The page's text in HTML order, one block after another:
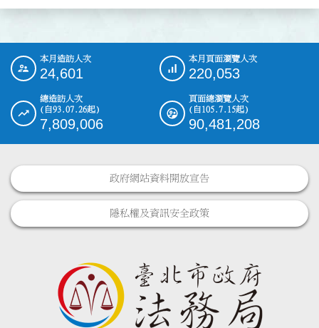
::: 本月造訪人次
24,601
本月頁面瀏覽人次
220,053
總造訪人次
(自93.07.26起)
7,809,006
頁面總瀏覽人次
(自105.7.15起)
90,481,208
政府網站資料開放宣告
隱私權及資訊安全政策